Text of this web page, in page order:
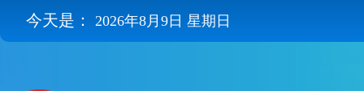
今天是： 2026年8月9日 星期日